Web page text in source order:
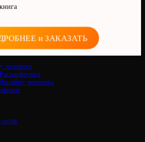
и ЗАКАЗАТЬ
человека
человека